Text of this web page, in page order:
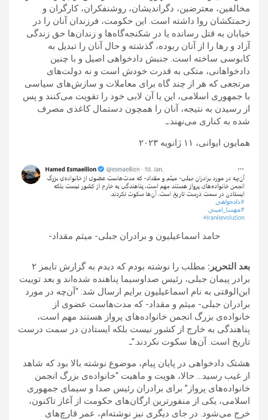
مخالفین، معترضین، دگراندیشان، روشنفکران، کارگران و
زحمتکشان روا داشته است. این حکومت، فرزندان آنان را در
خیابان به قتل رسانده یا در شکنجه‌گاه‌ها و زندان‌ها حق زندگی
آزاد و رها را از آنان ربوده، گذشته و حال آنان را تبدیل به
کابوسی ساخته است. جنبش دادخواهی اصیل و با چنین
دادخواهانی، متکی به قدرت خودش است و نه دولت‌های
مرتجعی که هر از چند گاه برای معاملات و سازش‌های سیاسی
با جمهوری اسلامی، این یا آن لابی خود را تقویت می‌کنند و پس
از رسیدن به نتیجه، آنان را همچون دستمال کاغذی مصرف
شده به کناری می‌نهند.ـ
همایون ایوانی، ۱۱ ژانویه ۲۰۲۳
حامد اسماعیلیون و برادران جبلی- میثم مقداد-
بعد التحریر:
مطلب را نوشته بودم که دیدم به گزارش تایمز ۲
برادر پیمان جبلی، رئیس صداوسیما پناهنده شده‌اند و بعد توییت
ابن‌الوقتی به نام اسماعیلیون برایم ارسال شد: “آن‌چه در مورد
برادران جبلی- میثم و مقداد- که مدت‌هاست عضوی از
خانواده‌ی بزرگ انجمن خانواده‌های پرواز هستند مهم است،
پناهندگی به خارج از کشور نیست بلکه ایستادن در سمت درست
تاریخ است‌. آن‌ها سکوت نکردند.”ـ
هشتک دادخواهی در پایان پیام، موضوع نوشته بالا بود که شاهد
از غیب رسید… حالا، هویت و ماهیت “خانواده‌ی بزرگ انجمن
خانواده‌های پرواز” برای برادران رئیس صدا و سیمای جمهوری
اسلامی، یکی از منفورترین ارگان‌های حکومت از آغاز تاکنون،
خرج می‌شود. در جای دیگری نیز نوشته‌ام، عمر قارچ‌های